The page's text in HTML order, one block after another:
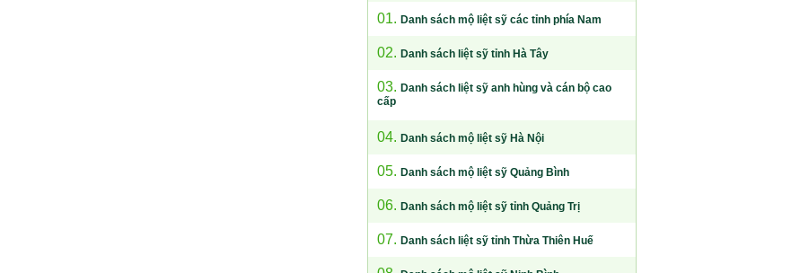
01. Danh sách mộ liệt sỹ các tỉnh phía Nam
02. Danh sách liệt sỹ tỉnh Hà Tây
03. Danh sách liệt sỹ anh hùng và cán bộ cao
cấp
04. Danh sách mộ liệt sỹ Hà Nội
05. Danh sách mộ liệt sỹ Quảng Bình
06. Danh sách mộ liệt sỹ tỉnh Quảng Trị
07. Danh sách liệt sỹ tỉnh Thừa Thiên Huế